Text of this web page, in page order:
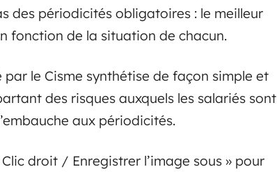
des périodicités obligatoires : le meilleur
fonction de la situation de chacun.
le Cisme synthétise de façon simple et
des risques auxquels les salariés sont
aux périodicités.
Clic droit / Enregistrer l’image sous » pour